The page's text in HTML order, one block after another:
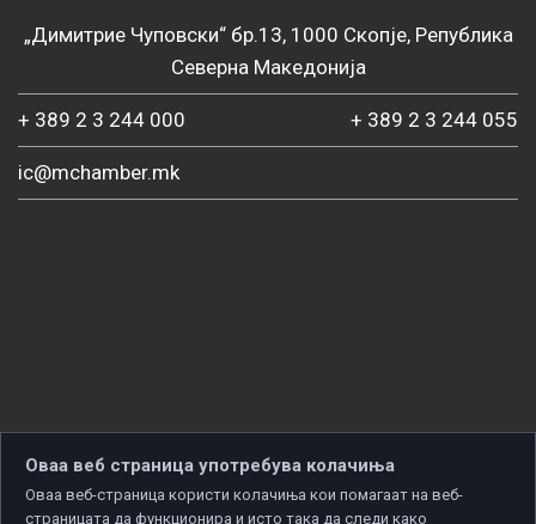
„Димитрие Чуповски“ бр.13, 1000 Скопје, Република
Северна Македонија
+ 389 2 3 244 000 + 389 2 3 244 055
ic@mchamber.mk
Оваа веб страница употребува колачиња
Оваа веб-страница користи колачиња кои помагаат на веб-
страницата да функционира и исто така да следи како